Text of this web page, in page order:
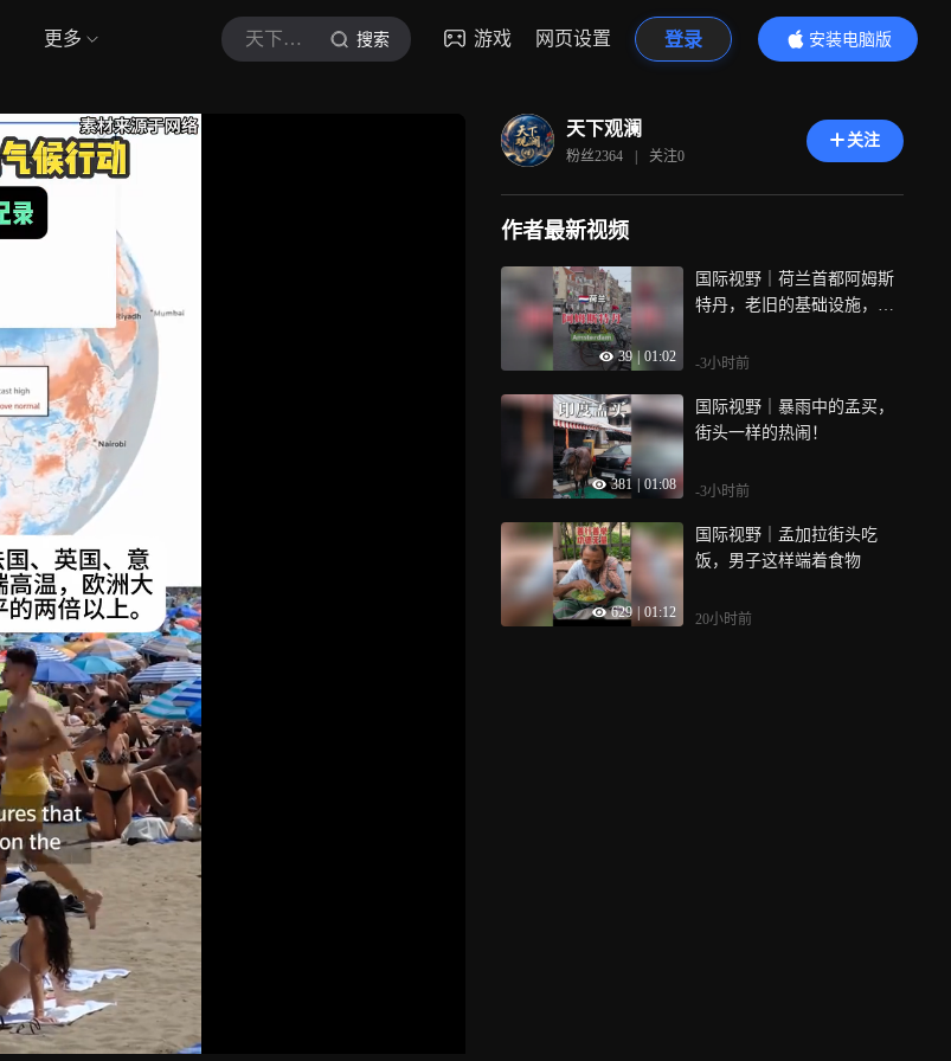
更多 天下观澜 搜索 游戏 网页设置 登录
安装电脑版
内容更精彩
天下观澜
粉丝2364 | 关注0
关注
作者最新视频
39 | 01:02
国际视野｜荷兰首都阿姆斯
特丹，老旧的基础设施，大
-3小时前
381 01:08
国际视野｜暴雨中的孟买，
街头一样的热闹！
-3小时前
629 01:12
国际视野｜孟加拉街头吃
饭，男子这样端着食物
20小时前